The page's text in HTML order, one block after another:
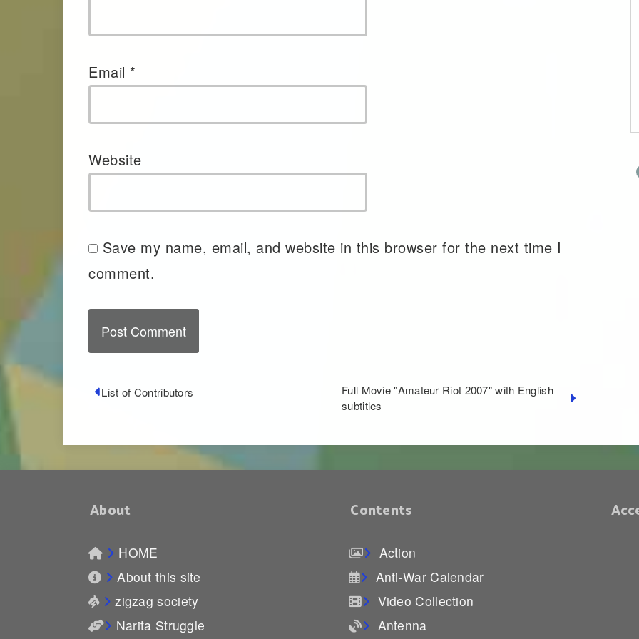
Email *
Website
Save my name, email, and website in this browser for the next time I
comment.
Full Movie "Amateur Riot 2007" with English
subtitles
List of Contributors
About
HOME
About this site
zigzag society
Narita Struggle
Contents
Action
Anti-War Calendar
Video Collection
Antenna